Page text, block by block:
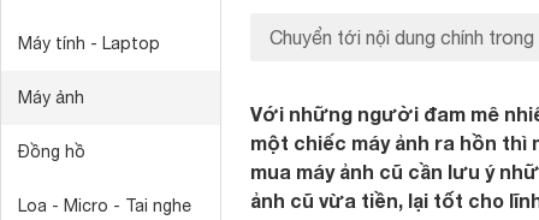
Máy tính - Laptop
Máy ảnh
Đồng hồ
Loa - Micro - Tai nghe
Chuyển tới nội dung chính trong
Với những người đam mê
một chiếc máy ảnh ra hồn thì
mua máy ảnh cũ cần lưu ý
ảnh cũ vừa tiền, lại tốt cho